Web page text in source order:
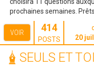
choisira 11 questions
prochaines semaines.
VOIR 414
POSTS
20
SEULS ET TOI